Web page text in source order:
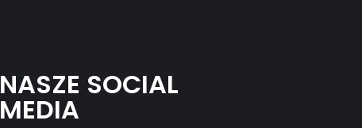
NASZE SOCIAL
MEDIA